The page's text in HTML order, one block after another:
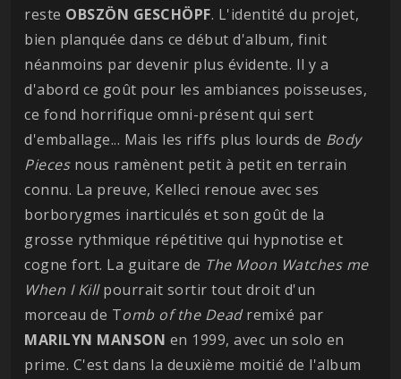
reste OBSZÖN GESCHÖPF. L'identité du projet,
bien planquée dans ce début d'album, finit
néanmoins par devenir plus évidente. Il y a
d'abord ce goût pour les ambiances poisseuses,
ce fond horrifique omni-présent qui sert
d'emballage... Mais les riffs plus lourds de Body
Piecesnous ramènent petit à petit en terrain
connu. La preuve, Kelleci renoue avec ses
borborygmes inarticulés et son goût de la
grosse rythmique répétitive qui hypnotise et
cogne fort. La guitare de The Moon Watches me
When I Killpourrait sortir tout droit d'un
morceau de Tomb of the Deadremixé par
MARILYN MANSON en 1999, avec un solo en
prime. C'est dans la deuxième moitié de l'album